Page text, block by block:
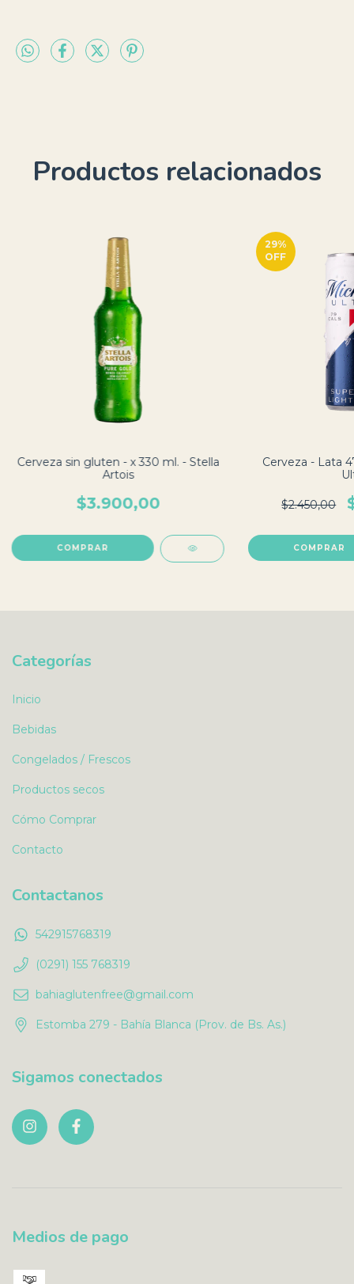
Productos relacionados
Cerveza sin gluten - x 330 ml. - Stella
Artois
$3.900,00
29%
OFF
Cerveza - Lata
$2.450,00
Categorías
Inicio
Bebidas
Congelados / Frescos
Productos secos
Cómo Comprar
Contacto
Contactanos
542915768319
(0291) 155 768319
bahiaglutenfree@gmail.com
Estomba 279 - Bahía Blanca (Prov. de Bs. As.)
Sigamos conectados
Medios de pago